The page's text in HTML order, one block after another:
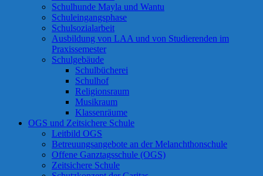
Schulhunde Mayla und Wantu
Schuleingangsphase
Schulsozialarbeit
Ausbildung von LAA und von Studierenden im
Praxissemester
Schulgebäude
Schulbücherei
Schulhof
Religionsraum
Musikraum
Klassenräume
OGS und Zeitsichere Schule
Leitbild OGS
Betreuungsangebote an der Melanchthonschule
Offene Ganztagsschule (OGS)
Zeitsichere Schule